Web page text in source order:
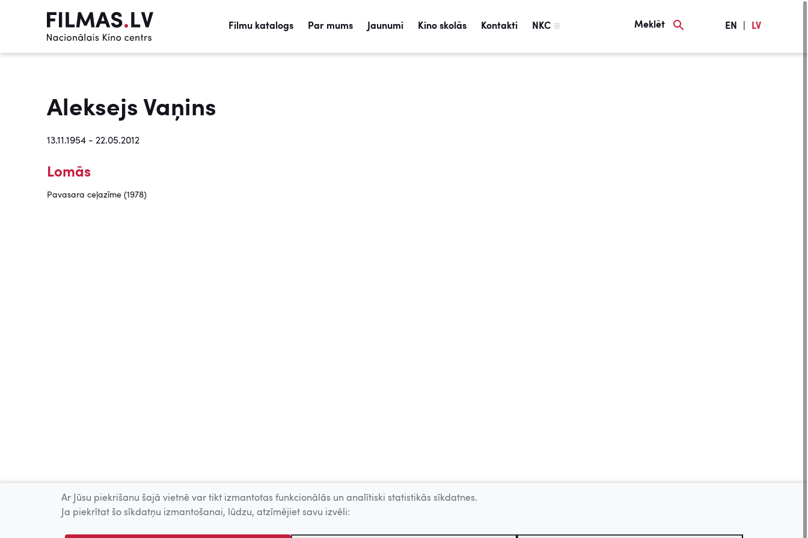
Filmu katalogs Par mums Jaunumi Kino skolās Kontakti NKC Meklēt EN LV
Aleksejs Vaņins
13.11.1954 - 22.05.2012
Lomās
Pavasara ceļazīme (1978)
Ar Jūsu piekrišanu šajā vietnē var tikt izmantotas funkcionālās un analītiski statistikās sīkdatnes.
Ja piekrītat šo sīkdatņu izmantošanai, lūdzu, atzīmējiet savu izvēli: